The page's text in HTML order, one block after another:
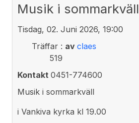
Musik i sommarkväll
Tisdag, 02. Juni 2026, 19:00
Träffar:
519
av claes
Kontakt 0451-774600
Musik i sommarkväll
i Vankiva kyrka kl 19.00